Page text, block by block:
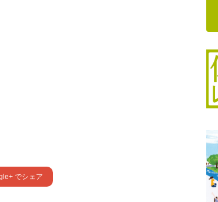
でシェア